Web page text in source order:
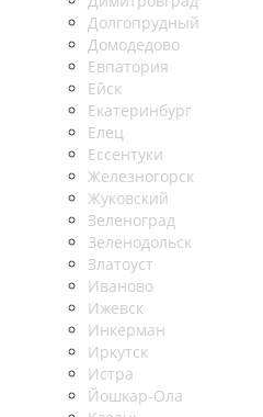
Долгопрудный
Домодедово
Евпатория
Ейск
Екатеринбург
Елец
Ессентуки
Железногорск
Жуковский
Зеленоград
Зеленодольск
Златоуст
Иваново
Ижевск
Инкерман
Иркутск
Истра
Йошкар-Ола